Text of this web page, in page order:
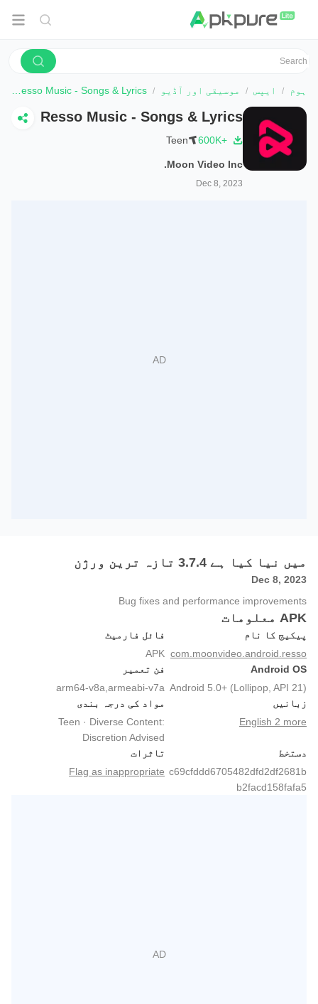
ہوم ایپس موسیقی اور آڈیو Resso Music - Songs & Lyrics
Resso Music - Songs & Lyrics
600K+
Teen
Moon Video Inc.
Dec 8, 2023
میں نیا کیا ہے 3.7.4 تازہ ترین ورژن
Dec 8, 2023
Bug fixes and performance improvements
APK معلومات
پیکیج کا نام
com.moonvideo.android.resso
فائل فارمیٹ
APK
Android OS
Android 5.0+ (Lollipop, API 21)
فن تعمیر
arm64-v8a,armeabi-v7a
زبانیں
English 2 more
مواد کی درجہ بندی
Teen · Diverse Content:
Discretion Advised
دستخط
c69cfddd6705482dfd2df2681b
b2facd158fafa5
تاثرات
Flag as inappropriate